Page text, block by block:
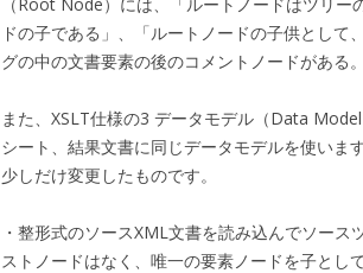
ドの子である」、「ルートノードの子供とし
グの中の文書要素の後のコメントノードがある
また、XSLT仕様の3 データモデル（Data
シート、結果文書に同じデータモデルを使いま
少しだけ変更したものです。
・整形式のソースXML文書を読み込んでソー
ストノードはなく、唯一の要素ノードを子と